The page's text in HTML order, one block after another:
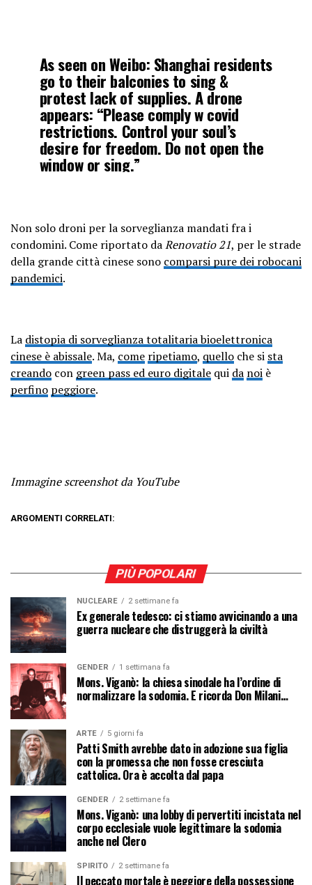
As seen on Weibo: Shanghai residents
go to their balconies to sing &
protest lack of supplies. A drone
appears: “Please comply w covid
restrictions. Control your soul’s
desire for freedom. Do not open the
window or sing.”
— Alice Su (@aliceysu)April 6, 2022
Non solo droni per la sorveglianza mandati fra i
condomini. Come riportato daRenovatio 21, per le strade
della grande città cinese sono comparsi pure dei robocani
pandemici.
La distopia di sorveglianza totalitaria bioelettronica
cinese è abissale. Ma, come ripetiamo, quello che si sta
creando con green pass ed euro digitale qui da noi è
perfino peggiore.
Immagine screenshot da YouTube
ARGOMENTI CORRELATI:
PIÙ POPOLARI
NUCLEARE 2 settimane fa
Ex generale tedesco: ci stiamo avvicinando a una
guerra nucleare che distruggerà la civiltà
GENDER 1 settimana fa
Mons. Viganò: la chiesa sinodale ha l’ordine di
normalizzare la sodomia. E ricorda Don Milani…
ARTE 5 giorni fa
Patti Smith avrebbe dato in adozione sua figlia
con la promessa che non fosse cresciuta
cattolica. Ora è accolta dal papa
GENDER 2 settimane fa
Mons. Viganò: una lobby di pervertiti incistata nel
corpo ecclesiale vuole legittimare la sodomia
anche nel Clero
SPIRITO 2 settimane fa
Il peccato mortale è peggiore della possessione